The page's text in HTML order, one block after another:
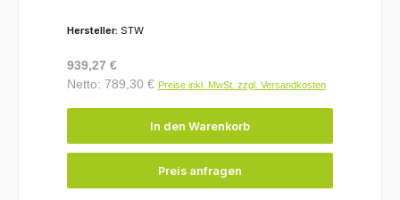
Hersteller: STW
Regulärer Preis:
939,27 €
Netto: 789,30 € Preise inkl. MwSt. zzgl. Versandkosten
In den Warenkorb
Preis anfragen